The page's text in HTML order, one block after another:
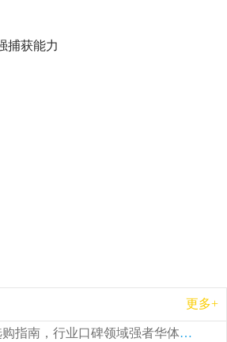
捕获能力
更多+
2026 矿用永磁滚筒厂家排行榜选购指南，行业口碑领域强者华体会手机网页版-华体会(中国)